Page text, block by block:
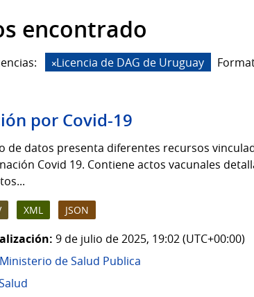
encontrado
Licencia de DAG de Uruguay
por Covid-19
de datos presenta diferentes recursos
Covid 19. Contiene actos vacunales
XML JSON
9 de julio de 2025, 19:02 (UTC+00:00)
Ministerio de Salud Publica